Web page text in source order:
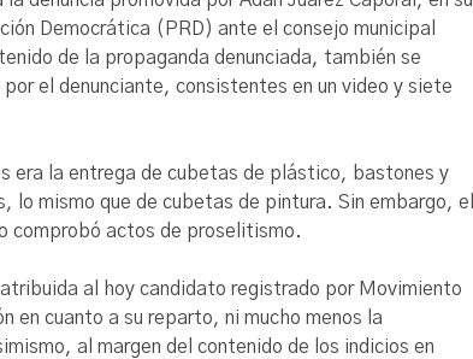
Democrática (PRD) ante el consejo municipal
de la propaganda denunciada, también se
el denunciante, consistentes en un video y siete
era la entrega de cubetas de plástico, bastones y
mismo que de cubetas de pintura. Sin embargo, el
comprobó actos de proselitismo.
al hoy candidato registrado por Movimiento
en cuanto a su reparto, ni mucho menos la
al margen del contenido de los indicios en